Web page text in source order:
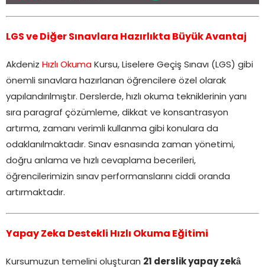
LGS ve Diğer Sınavlara Hazırlıkta Büyük Avantaj
Akdeniz Hızlı Okuma Kursu, Liselere Geçiş Sınavı (LGS) gibi
önemli sınavlara hazırlanan öğrencilere özel olarak
yapılandırılmıştır. Derslerde, hızlı okuma tekniklerinin yanı
sıra paragraf çözümleme, dikkat ve konsantrasyon
artırma, zamanı verimli kullanma gibi konulara da
odaklanılmaktadır. Sınav esnasında zaman yönetimi,
doğru anlama ve hızlı cevaplama becerileri,
öğrencilerimizin sınav performanslarını ciddi oranda
artırmaktadır.
Yapay Zeka Destekli Hızlı Okuma Eğitimi
Kursumuzun temelini oluşturan 21 derslik yapay zekâ